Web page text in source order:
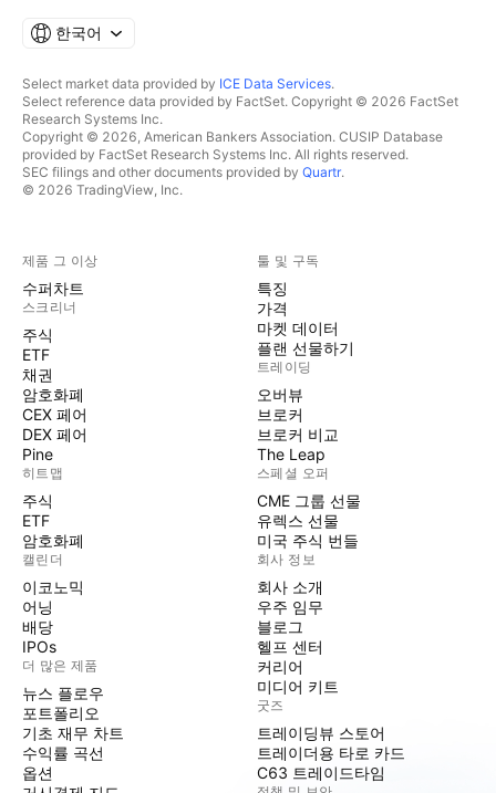
한국어
Select market data provided by ICE Data Services.
Select reference data provided by FactSet. Copyright © 2026 FactSet
Research Systems Inc.
Copyright © 2026, American Bankers Association. CUSIP Database
provided by FactSet Research Systems Inc. All rights reserved.
SEC filings and other documents provided by Quartr.
© 2026 TradingView, Inc.
제품 그 이상
수퍼차트
스크리너
주식
ETF
채권
암호화폐
CEX 페어
DEX 페어
Pine
히트맵
주식
ETF
암호화폐
캘린더
이코노믹
어닝
배당
IPOs
더 많은 제품
뉴스 플로우
포트폴리오
기초 재무 차트
수익률 곡선
옵션
툴 및 구독
특징
가격
마켓 데이터
플랜 선물하기
트레이딩
오버뷰
브로커
브로커 비교
The Leap
스페셜 오퍼
CME 그룹 선물
유렉스 선물
미국 주식 번들
회사 정보
회사 소개
우주 임무
블로그
헬프 센터
커리어
미디어 키트
굿즈
트레이딩뷰 스토어
트레이더용 타로 카드
C63 트레이드타임